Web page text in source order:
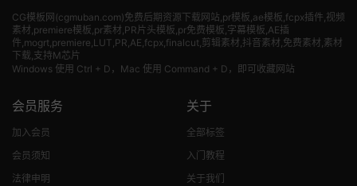
CG模板网(cgmuban.com)免费后期资源下载网站,pr模板,ae模板,fcpx插件,视频
素材 ,premiere模板,pr素材,PR片头模板,pr免费模板,字幕模板,AE插
件,mogrt,premiere,LUT,PR,AE,fcpx,finalcut,剪辑素材,抖音素材,免费素材,素材
下载,支持M芯片
Windows 使用 Ctrl + D，Mac 使用 Command + D，即可收藏网站
会员服务
加入会员
会员须知
法律申明
关于
全部标签
入门教程
关于我们